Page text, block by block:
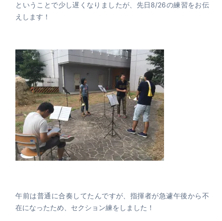
ということで少し遅くなりましたが、先日8/26の練習をお伝
えします！
午前は普通に合奏してたんですが、指揮者が急遽午後から不
在になったため、セクション練をしました！